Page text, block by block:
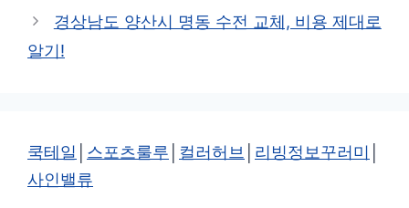
경상남도 양산시 명동 수전 교체, 비용 제대로
알기!
쿡테일 스포츠룰루 컬러허브 리빙정보꾸러미
사인밸류